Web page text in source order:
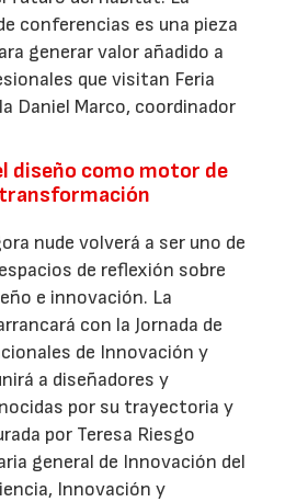
conferencias es una pieza
generar valor añadido a
que visitan Feria
Daniel Marco, coordinador
diseño como motor de
nude volverá a ser uno de
de reflexión sobre
e innovación. La
con la Jornada de
de Innovación y
a diseñadores y
por su trayectoria y
por Teresa Riesgo
general de Innovación del
Innovación y